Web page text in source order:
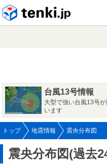
台風13号情報
大型で強い台風13号
います
トップ 地震情報 震央分布図
震央分布図(過去